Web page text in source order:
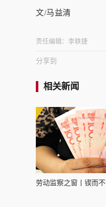
文/马益清
责任编辑： 李轶捷
分享到
相关新闻
劳动监察之窗丨锲而不